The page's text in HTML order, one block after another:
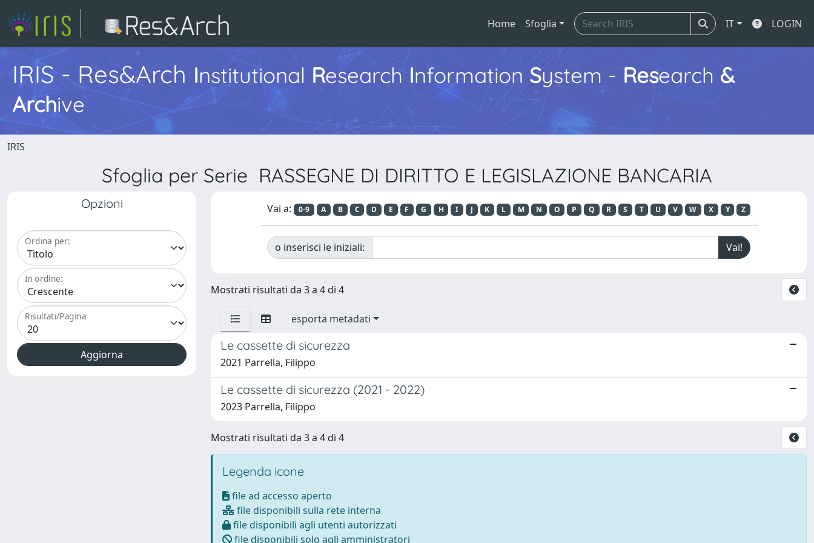
Home Sfoglia IT LOGIN
IRIS - Res&Arch Institutional Research Information System - Research &
Archive
IRIS
Sfoglia per Serie RASSEGNE DI DIRITTO E LEGISLAZIONE BANCARIA
Opzioni
Ordina per:
In ordine:
Risultati/Pagina
Vai a: 0-9 A B C D E F G H I J K L M N O P Q R S T U V W X Y Z
o inserisci le iniziali:
Mostrati risultati da 3 a 4 di 4
esporta metadati
Le cassette di sicurezza
2021 Parrella, Filippo
Le cassette di sicurezza (2021 - 2022)
2023 Parrella, Filippo
Mostrati risultati da 3 a 4 di 4
Legenda icone
file ad accesso aperto
file disponibili sulla rete interna
file disponibili agli utenti autorizzati
file disponibili solo agli amministratori